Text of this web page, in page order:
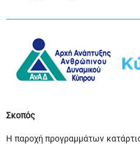
Σκοπός
Η παροχή προγραμμάτων